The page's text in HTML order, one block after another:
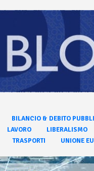
BILANCIO & DEBITO
LAVORO LIBERALISMO
TRASPORTI UNIONE